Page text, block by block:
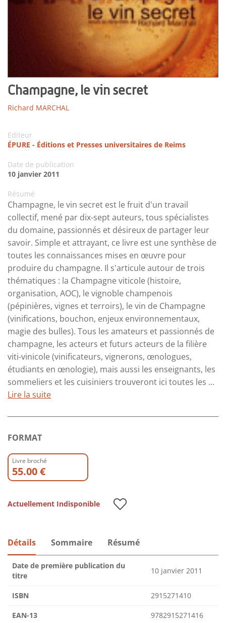
Champagne, le vin secret
Richard MARCHAL
Editeur
ÉPURE - Éditions et Presses universitaires de Reims
Date de publication
10 janvier 2011
Résumé
Champagne, le vin secret est le fruit d'un travail
collectif, mené par dix-sept auteurs, tous spécialistes
du domaine, passionnés et désireux de partager leur
savoir. Simple et attrayant, ce livre est une synthèse de
toutes les connaissances mises en œuvre pour
produire du champagne. Il s'articule autour de trois
thématiques : la Champagne viticole (histoire,
organisation, AOC), le vignoble champenois
(pépinières, vignes et terroirs), le vin de Champagne
(vinifications, bouchon, enjeux environnementaux,
magie des bulles). Tous les amateurs et passionnés de
champagne, les acteurs et futurs acteurs de la filière
viti-vinicole (vinificateurs, vignerons, œnologues,
étudiants en œnologie), mais aussi les enseignants, les
sommeliers et les cuisiniers trouveront ici toutes les ...
Lire la suite
FORMAT
Livre broché
55.00 €
Actuellement Indisponible
Détails Sommaire Résumé
Date de première publication du
titre
10 janvier 2011
ISBN 2915271410
EAN-13 9782915271416